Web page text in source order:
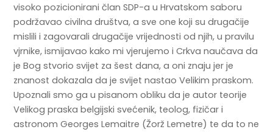
visoko pozicionirani član SDP-a u Hrvatskom saboru
podržavao civilna društva, a sve one koji su drugačije
mislili i zagovarali drugačije vrijednosti od njih, u pravilu
vjrnike, ismijavao kako mi vjerujemo i Crkva naučava da
je Bog stvorio svijet za šest dana, a oni znaju jer je
znanost dokazala da je svijet nastao Velikim praskom.
Upoznali smo ga u pisanom obliku da je autor teorije
Velikog praska belgijski svećenik, teolog, fizičar i
astronom Georges Lemaitre (Žorž Lemetre) te da to ne